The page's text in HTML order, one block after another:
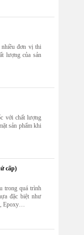
đơn vị thi
lượng của sản
với chất lượng
sản phẩm khi
cấp)
trong quá trình
đặc biệt như
Epoxy…